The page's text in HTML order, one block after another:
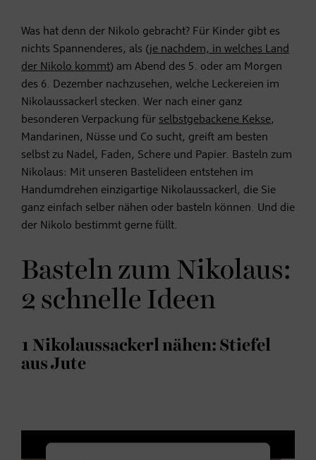
Was hat denn der Nikolo gebracht? Für Kinder gibt es
nichts Spannenderes, als (je nachdem, in welches Land
der Nikolo kommt) am Abend des 5. oder am Morgen
des 6. Dezember nachzusehen, welche Leckereien im
Nikolaussackerl stecken. Wer nach einer ganz
besonderen Verpackung für selbstgebackene Kekse,
Mandarinen, Nüsse und Co sucht, greift am besten
selbst zu Nadel, Faden, Schere und Papier. Basteln zum
Nikolaus: Mit unseren Bastelideen entstehen im
Handumdrehen einzigartige Nikolaussackerl, die Sie
ganz einfach selber nähen oder basteln können. Und die
der Nikolo bestimmt gerne füllt.
Basteln zum Nikolaus:
2 schnelle Ideen
1 Nikolaussackerl nähen: Stiefel
aus Jute